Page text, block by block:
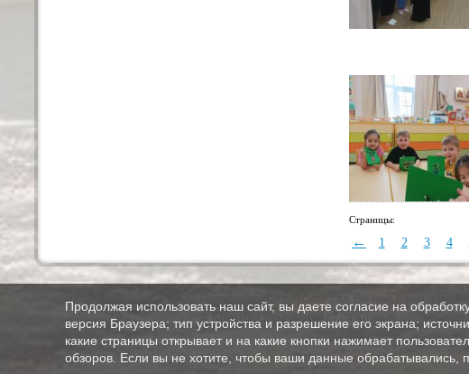
Страницы:
← 1 2 3 4
© Конструктор сайтов
Продолжая использовать наш сайт, вы даете согласие на
версия Браузера; тип устройства и разрешение его экрана;
какие страницы открывает и на какие кнопки нажимает
обзоров. Если вы не хотите, чтобы ваши данные обрабатывались,